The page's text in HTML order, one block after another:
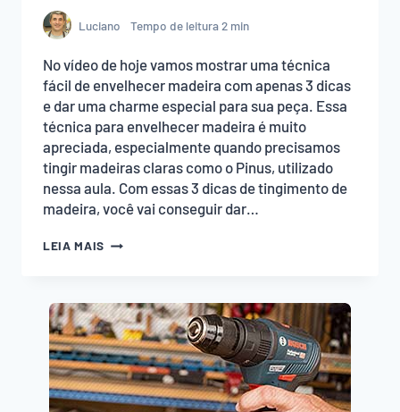
Luciano Tempo de leitura2 min
No vídeo de hoje vamos mostrar uma técnica
fácil de envelhecer madeira com apenas 3 dicas
e dar uma charme especial para sua peça. Essa
técnica para envelhecer madeira é muito
apreciada, especialmente quando precisamos
tingir madeiras claras como o Pinus, utilizado
nessa aula. Com essas 3 dicas de tingimento de
madeira, você vai conseguir dar…
LEIA MAIS TÉCNICA
MADEIRA:
3
DICAS!